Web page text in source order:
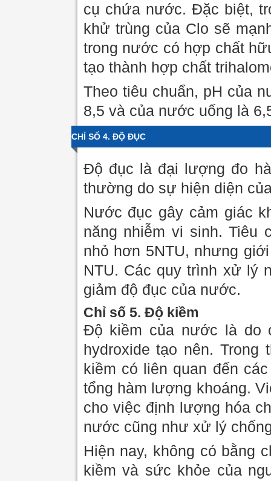
cụ chứa nước. Đặc biệt,
khử trùng của Clo sẽ
trong nước có hợp chất
tạo thành hợp chất
Theo tiêu chuẩn, pH của
8,5 và của nước uống là
CHỈ SỐ 4. ĐỘ ĐỤC
Độ đục là đại lượng đo
thường do sự hiện diện
Nước đục gây cảm giác
năng nhiễm vi sinh. Tiêu
nhỏ hơn 5NTU, nhưng
NTU. Các quy trình xử lý
giảm độ đục của nước.
Chỉ số 5. Độ kiềm
Độ kiềm của nước là do
hydroxide tạo nên.
kiềm có liên quan đến
tổng hàm lượng khoáng.
cho việc định lượng hóa
nước cũng như xử lý
Hiện nay, không có bằng
kiềm và sức khỏe của